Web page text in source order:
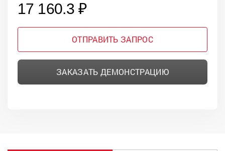
17 160.3 ₽
ОТПРАВИТЬ ЗАПРОС
ЗАКАЗАТЬ ДЕМОНСТРАЦИЮ